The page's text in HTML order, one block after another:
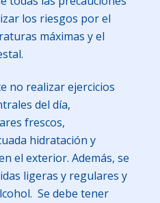
los riesgos por el
máximas y el
no realizar ejercicios
del día,
frescos,
hidratación y
el exterior. Además, se
ligeras y regulares y
Se debe tener